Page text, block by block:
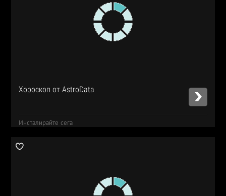
Хороскоп от AstroData
Инсталирайте сега